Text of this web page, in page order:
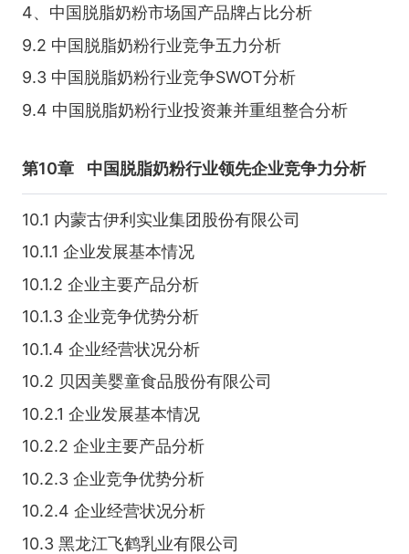
4、中国脱脂奶粉市场国产品牌占比分析
9.2 中国脱脂奶粉行业竞争五力分析
9.3 中国脱脂奶粉行业竞争SWOT分析
9.4 中国脱脂奶粉行业投资兼并重组整合分析
第10章 中国脱脂奶粉行业领先企业竞争力分析
10.1 内蒙古伊利实业集团股份有限公司
10.1.1 企业发展基本情况
10.1.2 企业主要产品分析
10.1.3 企业竞争优势分析
10.1.4 企业经营状况分析
10.2 贝因美婴童食品股份有限公司
10.2.1 企业发展基本情况
10.2.2 企业主要产品分析
10.2.3 企业竞争优势分析
10.2.4 企业经营状况分析
10.3 黑龙江飞鹤乳业有限公司